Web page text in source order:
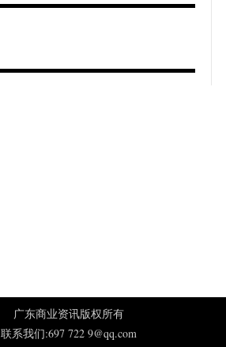
广东商业资讯版权所有
联系我们:697 722 9@qq.com